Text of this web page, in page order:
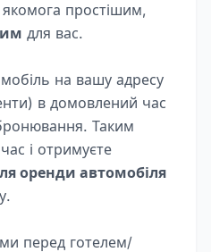
простішим,
для вас.
на вашу адресу
в домовлений час
Таким
і отримуєте
оренди автомобіля
перед готелем/